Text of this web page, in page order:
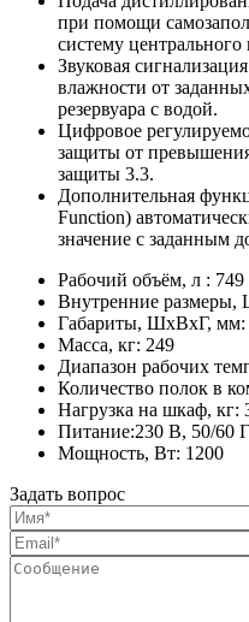
при помощи
систему
Звуковая
влажности от
резервуара с водой.
Цифровое
защиты от
защиты 3.3.
Дополнительная
Function)
значение с заданным
Рабочий объём, л : 749
Внутренние
Габариты, ШхВхГ, мм:
Масса, кг: 249
Диапазон рабочих
Количество полок в
Нагрузка на шкаф, кг:
Питание:230 В, 50/60
Мощность, Вт: 1200
Задать вопрос